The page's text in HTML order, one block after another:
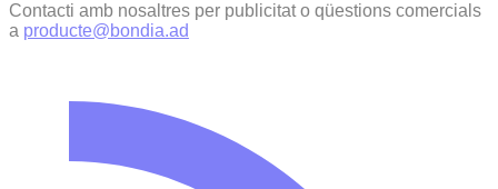
Contacti amb nosaltres per publicitat o qüestions comercials
a producte@bondia.ad